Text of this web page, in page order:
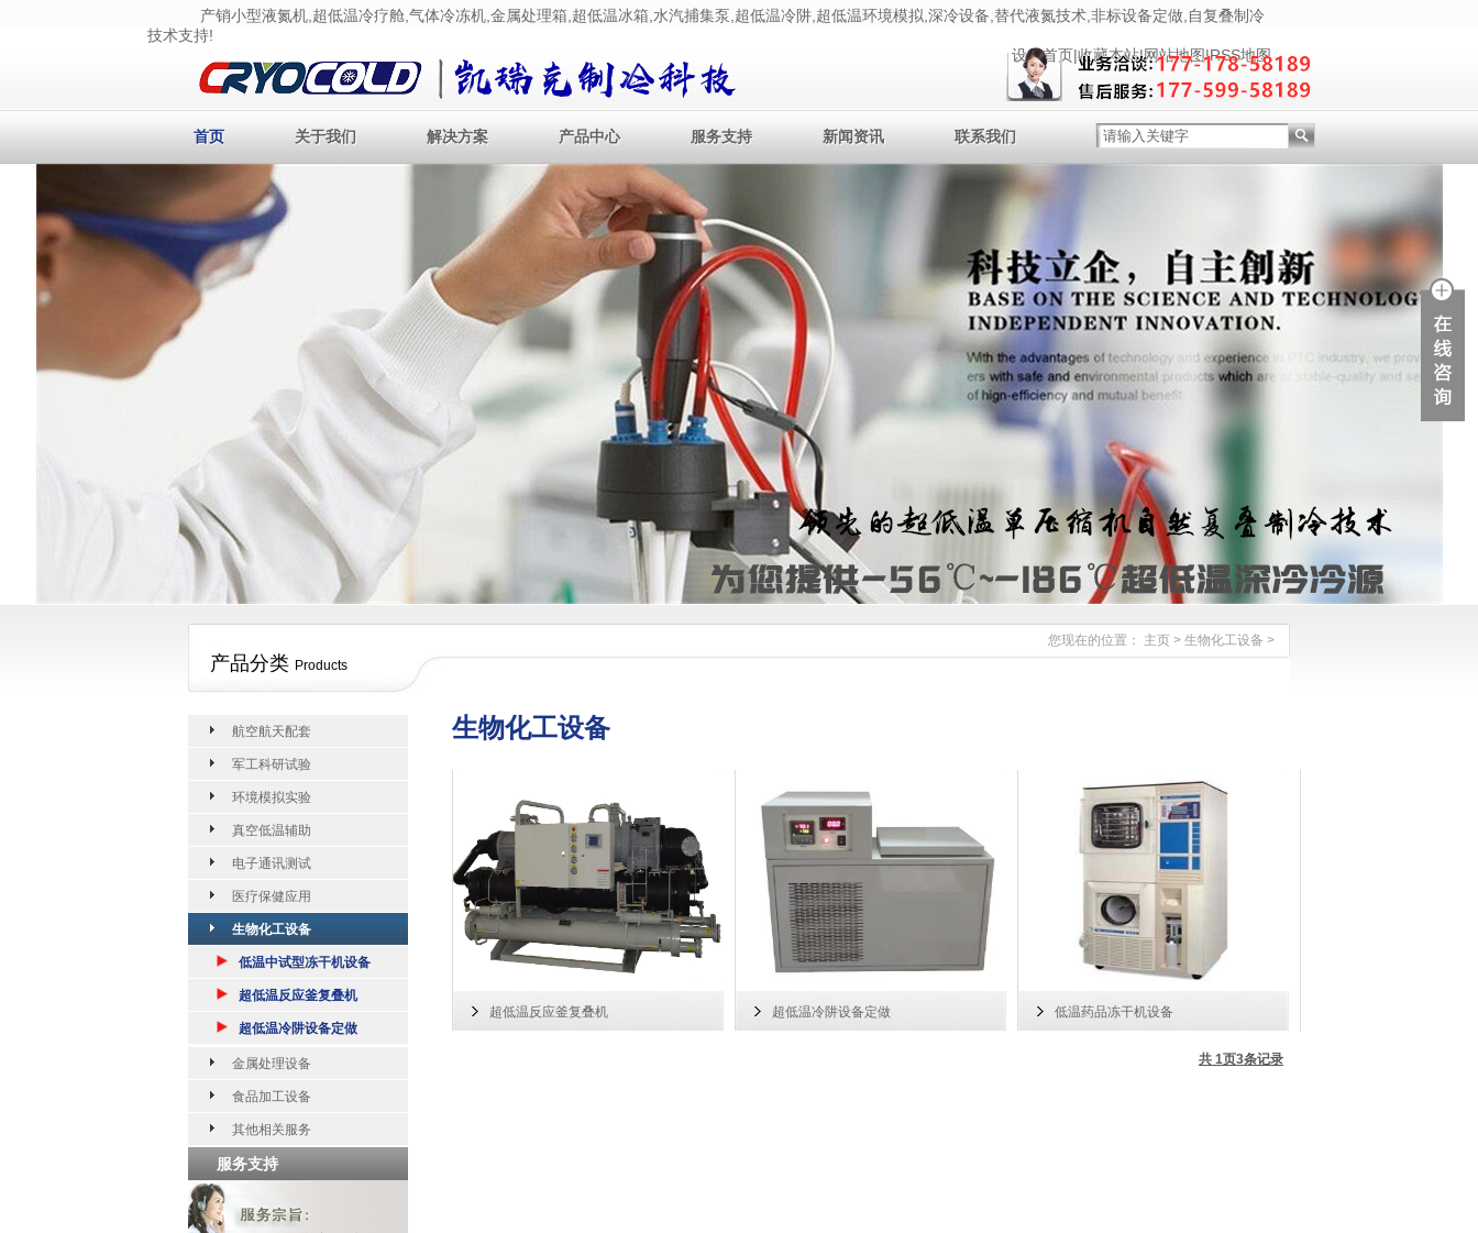
产销小型液氮机,超低温冷疗舱,气体冷冻机,金属处理箱,超低温冰箱,水汽捕集泵,超低温冷阱,超低温环境模拟,深冷设备,替代液氮技术,非标设备定做,自复叠制冷
技术支持!
RSS地图
网站地图|
收藏本站|
设为首页|
首页
首页 关于我们
关于我们 解决方案
解决方案 产品中心
产品中心 服务支持
服务支持 新闻资讯
新闻资讯 联系我们
联系我们
产品分类 Products
您现在的位置： 主页 > 生物化工设备 >
航空航天配套
军工科研试验
环境模拟实验
真空低温辅助
电子通讯测试
医疗保健应用
生物化工设备
低温中试型冻干机设备
超低温反应釜复叠机
超低温冷阱设备定做
金属处理设备
食品加工设备
其他相关服务
服务支持
生物化工设备
超低温反应釜复叠机 超低温冷阱设备定做 低温药品冻干机设备
共 1页3条记录